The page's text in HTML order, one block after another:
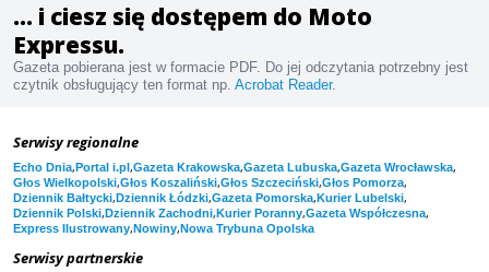
... i ciesz się dostępem do Moto
Expressu.
Gazeta pobierana jest w formacie PDF. Do jej odczytania potrzebny jest
czytnik obsługujący ten format np. Acrobat Reader.
Serwisy regionalne
Echo Dnia,Portal i.pl,Gazeta Krakowska,Gazeta Lubuska,Gazeta Wrocławska,
Głos Wielkopolski,Głos Koszaliński,Głos Szczeciński,Głos Pomorza,
Dziennik Bałtycki,Dziennik Łódzki,Gazeta Pomorska,Kurier Lubelski,
Dziennik Polski,Dziennik Zachodni,Kurier Poranny,Gazeta Współczesna,
Express Ilustrowany,Nowiny,Nowa Trybuna Opolska
Serwisy partnerskie